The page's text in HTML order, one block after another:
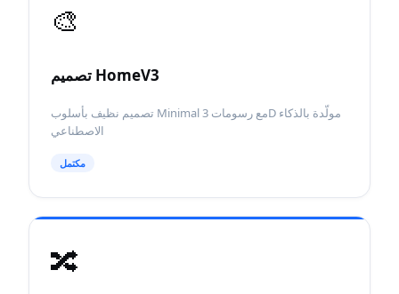
🎨
تصميم HomeV3
تصميم نظيف بأسلوب Minimal مع رسومات 3D مولّدة بالذكاء
الاصطناعي
مكتمل
🔀